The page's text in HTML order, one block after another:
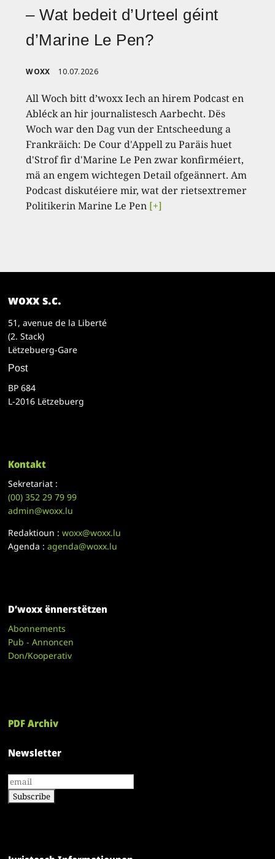
– Wat bedeit d’Urteel géint
d’Marine Le Pen?
WOXX 10.07.2026
All Woch bitt d’woxx Iech an hirem Podcast en
Abléck an hir journalistesch Aarbecht. Dës
Woch war den Dag vun der Entscheedung a
Frankräich: De Cour d'Appell zu Paräis huet
d'Strof fir d'Marine Le Pen zwar konfirméiert,
mä an engem wichtegen Detail ofgeännert. Am
Podcast diskutéiere mir, wat der rietsextremer
Politikerin Marine Le Pen [+]
woxx s.c.
51, avenue de la Liberté
(2. Stack)
Lëtzebuerg-Gare
Post
BP 684
L-2016 Lëtzebuerg
Kontakt
Sekretariat :
(00)352 29 79 99
admin@woxx.lu
Redaktioun :woxx@woxx.lu
Agenda :agenda@woxx.lu
D’woxx ënnerstëtzen
Abonnements
Pub - Annoncen
Don/Kooperativ
PDF Archiv
Newsletter